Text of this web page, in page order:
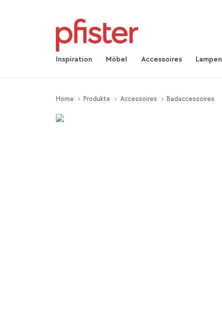
Inspiration Möbel Accessoires Lampen
Home Produkte Accessoires Badaccessoires